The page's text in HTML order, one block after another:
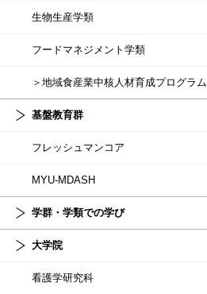
生物生産学類
フードマネジメント学類
＞地域食産業中核人材育成プログラム
基盤教育群
フレッシュマンコア
MYU-MDASH
学群・学類での学び
大学院
看護学研究科